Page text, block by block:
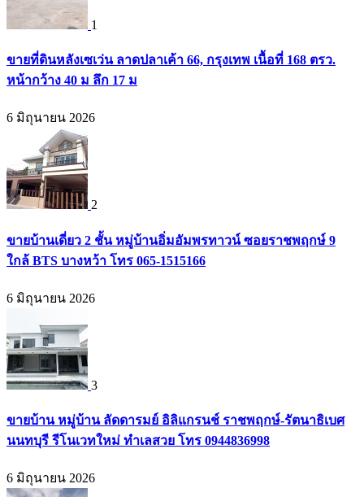
1
ขายที่ดินหลังเซเว่น ลาดปลาเค้า 66, กรุงเทพ เนื้อที่ 168 ตรว.
หน้ากว้าง 40 ม ลึก 17 ม
6 มิถุนายน 2026
2
ขายบ้านเดี่ยว 2 ชั้น หมู่บ้านอิ่มอัมพรทาวน์ ซอยราชพฤกษ์ 9
ใกล้ BTS บางหว้า โทร 065-1515166
6 มิถุนายน 2026
3
ขายบ้าน หมู่บ้าน ลัดดารมย์ อิลิแกรนช์ ราชพฤกษ์-รัตนาธิเบศ
นนทบุรี รีโนเวทใหม่ ทำเลสวย โทร 0944836998
6 มิถุนายน 2026